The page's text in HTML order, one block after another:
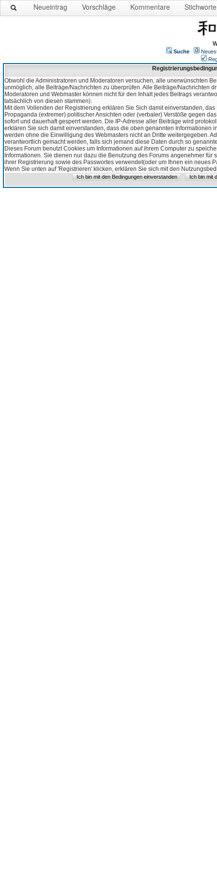
Neueintrag Vorschläge Kommentare Stichworte
Suche
Obwohl die Administratoren und Moderatoren versuchen, alle unerwünschten
unmöglich, alle Beiträge/Nachrichten zu überprüfen. Alle Beiträge/Nachrichten
Moderatoren und Webmaster können nicht für den Inhalt jedes Beitrags
tatsächlich von diesen stammen).
Mit dem Vollenden der Registrierung erklären Sie Sich damit einverstanden,
Propaganda (extremer) politischer Ansichten oder (verbaler) Verstöße gegen
sofort und dauerhaft gesperrt werden. Die IP-Adresse aller Beiträge wird
erklären Sie sich damit einverstanden, dass die oben genannten Informationen
werden ohne die Einwilligung des Webmasters nicht an Dritte weitergegeben.
verantwortlich gemacht werden, falls sich jemand diese Daten durch so
Dieses Forum benutzt Cookies um Informationen auf ihrem Computer zu
Informationen. Sie dienen nur dazu die Benutzung des Forums angenehmer
ihrer Registrierung sowie des Passwortes verwendet(oder um Ihnen ein neues
Wenn Sie unten auf 'Registrieren' klicken, erklären Sie sich mit den